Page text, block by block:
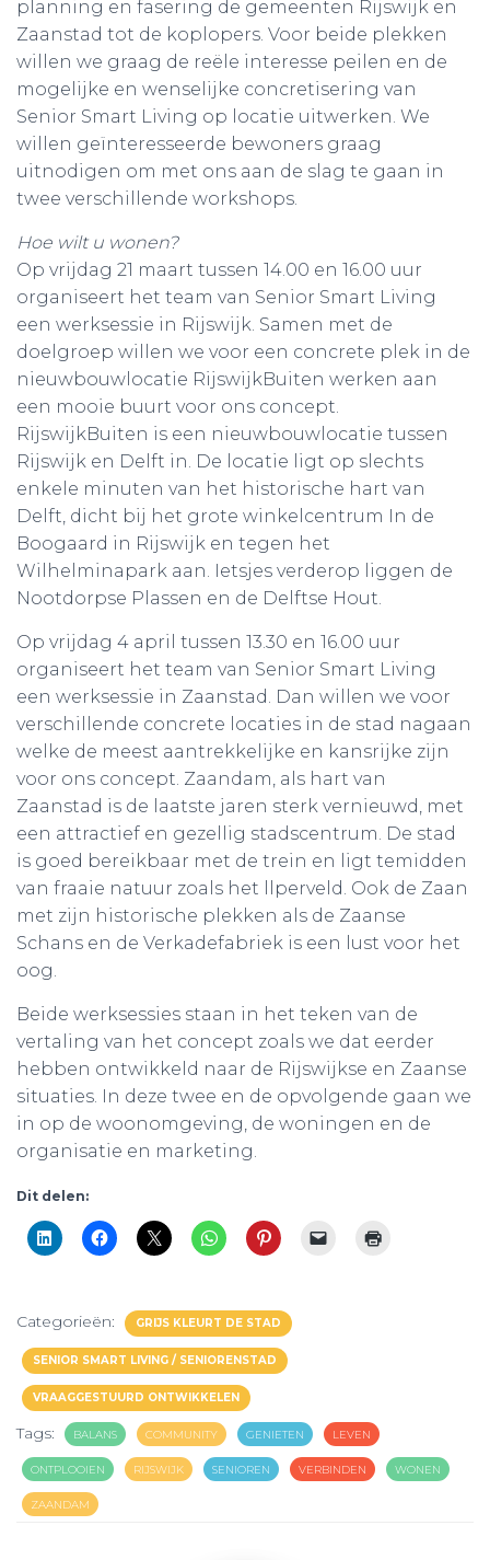
planning en fasering de gemeenten Rijswijk en
Zaanstad tot de koplopers. Voor beide plekken
willen we graag de reële interesse peilen en de
mogelijke en wenselijke concretisering van
Senior Smart Living op locatie uitwerken. We
willen geïnteresseerde bewoners graag
uitnodigen om met ons aan de slag te gaan in
twee verschillende workshops.
Hoe wilt u wonen?
Op vrijdag 21 maart tussen 14.00 en 16.00 uur
organiseert het team van Senior Smart Living
een werksessie in Rijswijk. Samen met de
doelgroep willen we voor een concrete plek in de
nieuwbouwlocatie RijswijkBuiten werken aan
een mooie buurt voor ons concept.
RijswijkBuiten is een nieuwbouwlocatie tussen
Rijswijk en Delft in. De locatie ligt op slechts
enkele minuten van het historische hart van
Delft, dicht bij het grote winkelcentrum In de
Boogaard in Rijswijk en tegen het
Wilhelminapark aan. Ietsjes verderop liggen de
Nootdorpse Plassen en de Delftse Hout.
Op vrijdag 4 april tussen 13.30 en 16.00 uur
organiseert het team van Senior Smart Living
een werksessie in Zaanstad. Dan willen we voor
verschillende concrete locaties in de stad nagaan
welke de meest aantrekkelijke en kansrijke zijn
voor ons concept. Zaandam, als hart van
Zaanstad is de laatste jaren sterk vernieuwd, met
een attractief en gezellig stadscentrum. De stad
is goed bereikbaar met de trein en ligt temidden
van fraaie natuur zoals het llperveld. Ook de Zaan
met zijn historische plekken als de Zaanse
Schans en de Verkadefabriek is een lust voor het
oog.
Beide werksessies staan in het teken van de
vertaling van het concept zoals we dat eerder
hebben ontwikkeld naar de Rijswijkse en Zaanse
situaties. In deze twee en de opvolgende gaan we
in op de woonomgeving, de woningen en de
organisatie en marketing.
Dit delen:
Categorieën: GRIJS KLEURT DE STAD
SENIOR SMART LIVING / SENIORENSTAD
VRAAGGESTUURD ONTWIKKELEN
Tags: BALANS COMMUNITY GENIETEN LEVEN
ONTPLOOIEN RIJSWIJK SENIOREN VERBINDEN WONEN
ZAANDAM